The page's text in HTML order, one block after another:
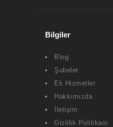
Bilgiler
Blog
Şubeler
Ek Hizmetler
Hakkımızda
İletişim
Gizlilik Politikası